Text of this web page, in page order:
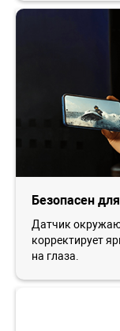
Безопасен
Датчик
корректирует
на глаза.